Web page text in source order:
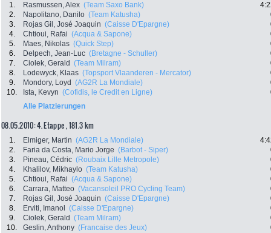
1. Rasmussen, Alex (Team Saxo Bank)
2.
Napolitano, Danilo (Team Katusha)
3.
Rojas Gil, José Joaquin (Caisse D'Epargne)
4.
Chtioui, Rafai (Acqua & Sapone)
5.
Maes, Nikolas (Quick Step)
6.
Delpech, Jean-Luc (Bretagne - Schuller)
7.
Ciolek, Gerald (Team Milram)
8.
Lodewyck, Klaas (Topsport Vlaanderen - Mercator)
9.
Mondory, Loyd (AG2R La Mondiale)
10.
Ista, Kevyn (Cofidis, le Credit en Ligne)
Alle Platzierungen
08.05.2010: 4. Etappe , 181.3 km
1. Elmiger, Martin (AG2R La Mondiale)
2.
Faria da Costa, Mario Jorge (Barbot - Siper)
3.
Pineau, Cédric (Roubaix Lille Metropole)
4.
Khalilov, Mikhaylo (Team Katusha)
5.
Chtioui, Rafai (Acqua & Sapone)
6.
Carrara, Matteo (Vacansoleil PRO Cycling Team)
7.
Rojas Gil, José Joaquin (Caisse D'Epargne)
8.
Erviti, Imanol (Caisse D'Epargne)
9.
Ciolek, Gerald (Team Milram)
10.
Geslin, Anthony (Francaise des Jeux)